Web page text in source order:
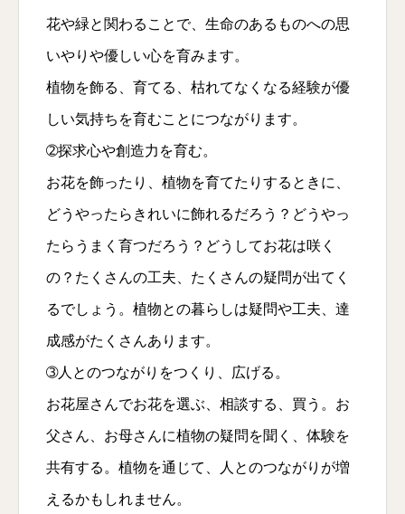
花や緑と関わることで、生命のあるものへの思
いやりや優しい心を育みます。
植物を飾る、育てる、枯れてなくなる経験が優
しい気持ちを育むことにつながります。
➁探求心や創造力を育む。
お花を飾ったり、植物を育てたりするときに、
どうやったらきれいに飾れるだろう？どうやっ
たらうまく育つだろう？どうしてお花は咲く
の？たくさんの工夫、たくさんの疑問が出てく
るでしょう。植物との暮らしは疑問や工夫、達
成感がたくさんあります。
➂人とのつながりをつくり、広げる。
お花屋さんでお花を選ぶ、相談する、買う。お
父さん、お母さんに植物の疑問を聞く、体験を
共有する。植物を通じて、人とのつながりが増
えるかもしれません。